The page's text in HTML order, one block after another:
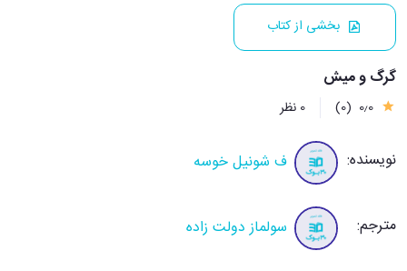
بخشی از کتاب
گرگ و میش
0٫0 (0) 0 نظر
نویسنده: ف شونیل خوسه
مترجم: سولماز دولت زاده